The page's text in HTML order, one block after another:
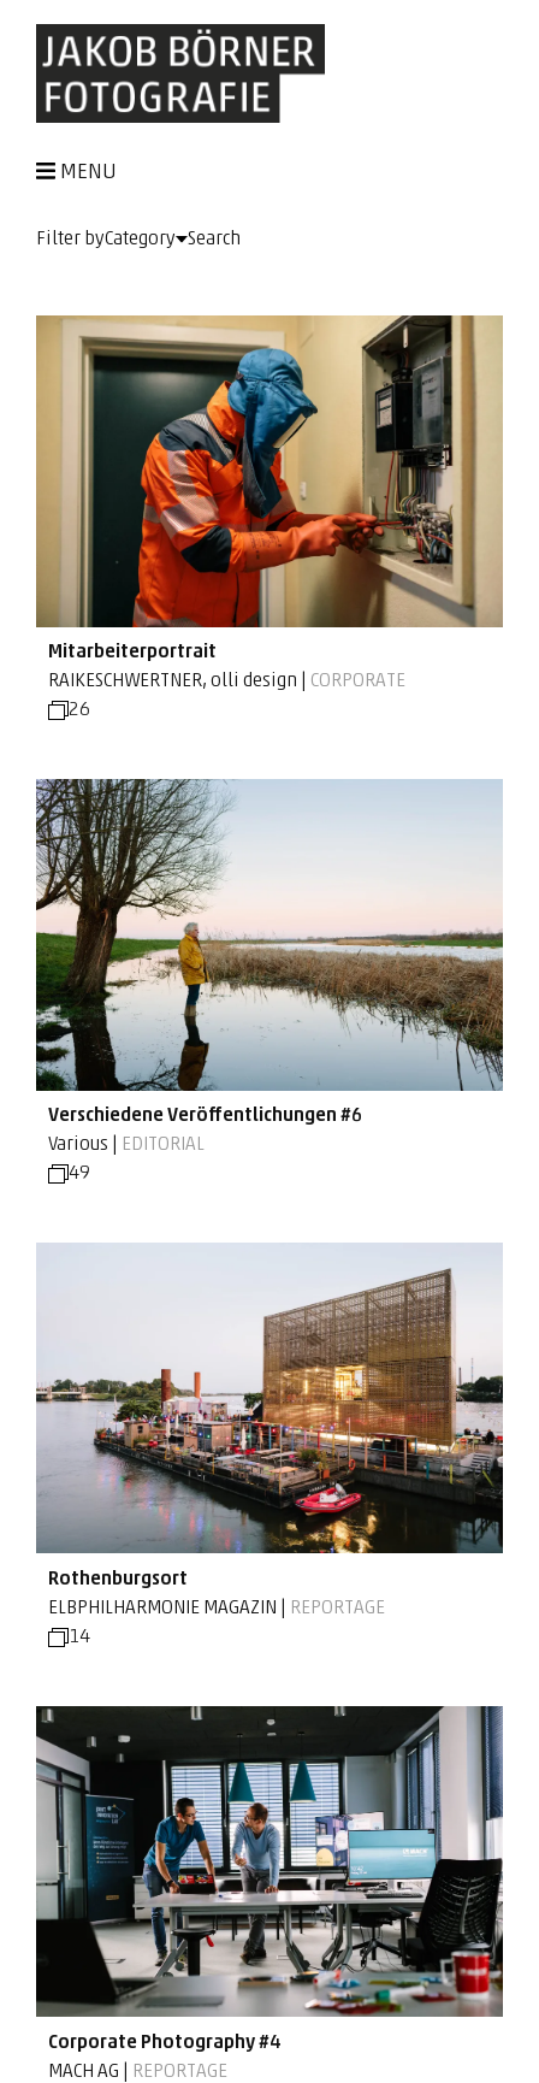
MENU
Filter byCategory
Mitarbeiterportrait
RAIKESCHWERTNER, olli design | CORPORATE
26
Verschiedene Veröffentlichungen #6
Various |
EDITORIAL
49
Rothenburgsort
ELBPHILHARMONIE MAGAZIN |
REPORTAGE
14
Corporate Photography #4
MACH AG |
REPORTAGE